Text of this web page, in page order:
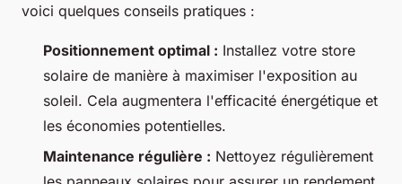
voici quelques conseils pratiques :
Positionnement optimal : Installez votre store
solaire de manière à maximiser l'exposition au
soleil. Cela augmentera l'efficacité énergétique et
les économies potentielles.
Maintenance régulière : Nettoyez régulièrement